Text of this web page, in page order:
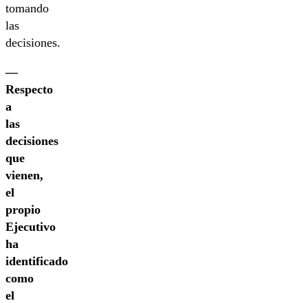
tomando
las
decisiones.
—
Respecto
a
las
decisiones
que
vienen,
el
propio
Ejecutivo
ha
identificado
como
el